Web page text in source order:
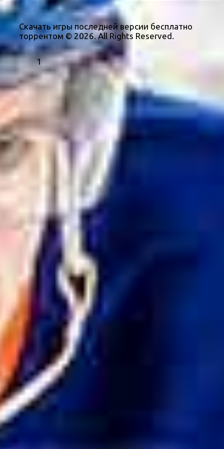
Скачать игры последней версии бесплатно
торрентом © 2026. All Rights Reserved.
1